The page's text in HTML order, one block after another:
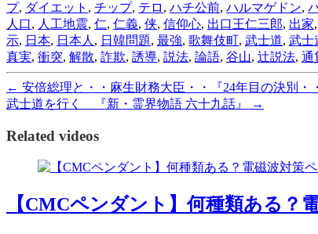
プ, ダイエット , チップ, テロ , ハチ公前, ハルマゲドン,
人口, 人工地震, 仁, 仁義, 侠, 信仰心, 出口王仁三郎, 出家,
示, 日本, 日本人, 日韓問題, 最強, 歌舞伎町, 武士道, 武士
真実, 衝突, 解散, 詐欺, 誘導, 説法, 論語, 谷山, 辻説法, 通
← 安倍総理と・・麻生財務大臣・・『24年目の決別・
武士道を行く 『新・霊界物語 六十九話』
→
Related videos
【CMCペンダント】何種類ある？